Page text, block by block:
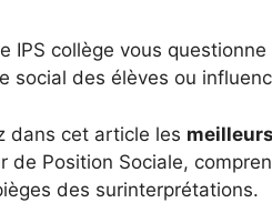
IPS collège vous
social des élèves ou
dans cet article les
de Position Sociale,
des surinterprétations.